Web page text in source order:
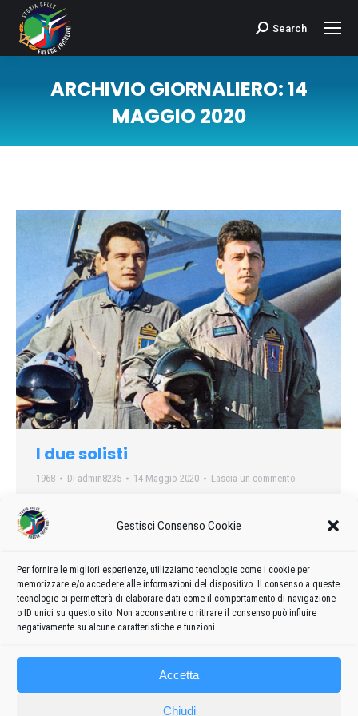
Gestisci Consenso Cookie
Per fornire le migliori esperienze, utilizziamo tecnologie come i cookie per
memorizzare e/o accedere alle informazioni del dispositivo. Il consenso a queste
tecnologie ci permetterà di elaborare dati come il comportamento di navigazione
o ID unici su questo sito. Non acconsentire o ritirare il consenso può influire
negativamente su alcune caratteristiche e funzioni.
Accetta
Chiudi
Cerca:Search
ARCHIVIO GIORNALIERO:14
MAGGIO 2020
I due solisti
1968 Di admin8235 14 Maggio 2020 Lascia un commento
base sono infatti inseriti ben due solisti. Si esibiranno in figure
mai più eseguite. Tra i due piloti, Renato Ferrazzutti e
maestro-allievo… indimenticabile per me la descrizione che mi
fece Zanazzo in merito a FerraU….